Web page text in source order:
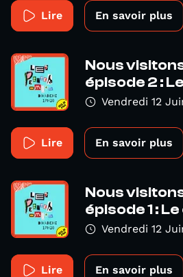
Lire En savoir plus
Nous
épisode 2 :
Vendredi 12
Lire En savoir plus
Nous
épisode 1 :
Vendredi 12
Lire En savoir plus